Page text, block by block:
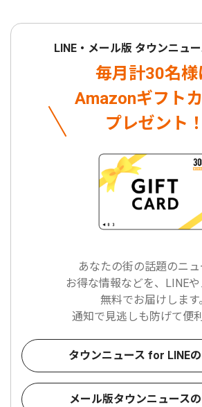
LINE・メール版 タウンニュ
毎月計30名様
Amazonギフト
プレゼント！
あなたの街の話題のニュ
お得な情報などを、LINE
無料でお届けします
通知で見逃しも防げて便
タウンニュース for LINE
メール版タウンニュース